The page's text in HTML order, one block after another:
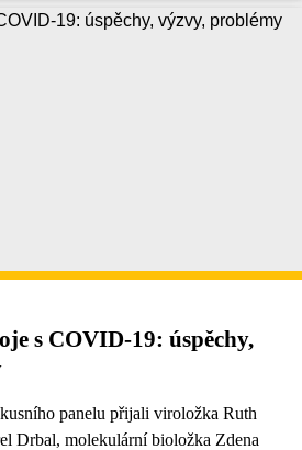
s COVID-19: úspěchy,
panelu přijali viroložka Ruth
Drbal, molekulární bioložka Zdena